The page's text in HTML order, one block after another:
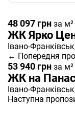
48 097 грн за м²
ЖК Ярко
Івано-Франківськ
← Попередня
53 940 грн за м²
ЖК на
Івано-Франківськ
Наступна